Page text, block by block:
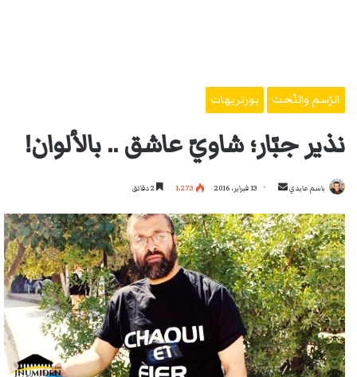
الرّسم والنّحت بورتريهات
نذير جبّار؛ شاويّ عاشق .. بالألوان!
باسم عابدي
أرسل
إلكترونيا
13 فبراير، 2016 1٬273